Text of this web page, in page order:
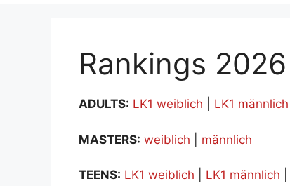
Rankings 2026
ADULTS: LK1 weiblich LK1 männlich
MASTERS: weiblich männlich
TEENS: LK1 weiblich LK1 männlich